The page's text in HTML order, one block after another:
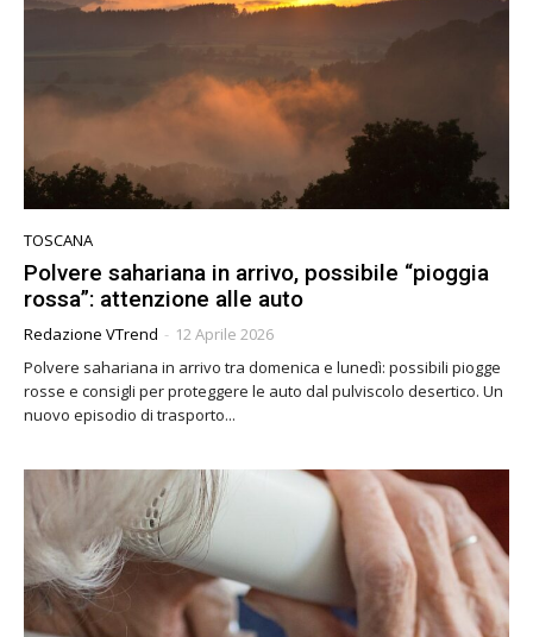
TOSCANA
Polvere sahariana in arrivo, possibile “pioggia
rossa”: attenzione alle auto
Redazione VTrend - 12 Aprile 2026
Polvere sahariana in arrivo tra domenica e lunedì: possibili piogge
rosse e consigli per proteggere le auto dal pulviscolo desertico. Un
nuovo episodio di trasporto...